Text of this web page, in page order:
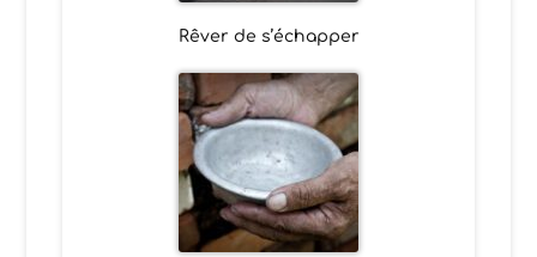
Rêver de s’échapper